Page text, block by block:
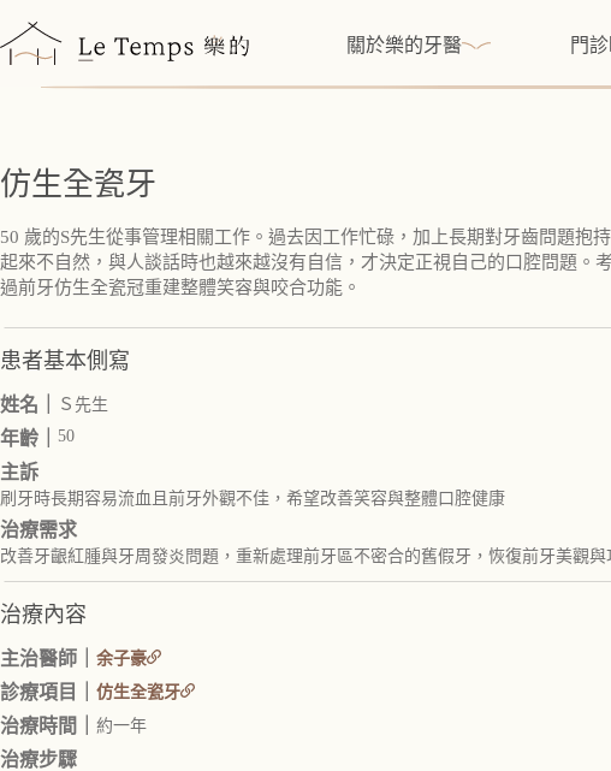
至
關於樂的牙醫 門
仿生全瓷牙
50 歲的S先生從事管理相關工作。過去因工作忙碌，加上長期對牙齒問題
起來不自然，與人談話時也越來越沒有自信，才決定正視自己的口腔問題
過前牙仿生全瓷冠重建整體笑容與咬合功能。
患者基本側寫
姓名｜ Ｓ先生
年齡｜ 50
主訴
刷牙時長期容易流血且前牙外觀不佳，希望改善笑容與整體口腔健康
治療需求
改善牙齦紅腫與牙周發炎問題，重新處理前牙區不密合的舊假牙，恢復前牙美觀與
治療內容
主治醫師｜ 余子豪
診療項目｜ 仿生全瓷牙
治療時間｜ 約一年
治療步驟